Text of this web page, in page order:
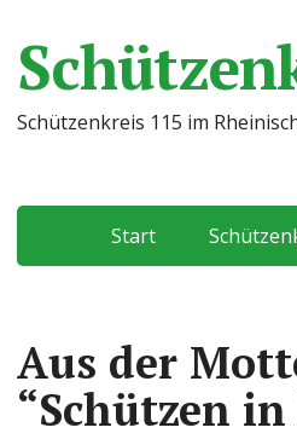
Schützenkreis 115 im
Start
Aus der
“Schützen in